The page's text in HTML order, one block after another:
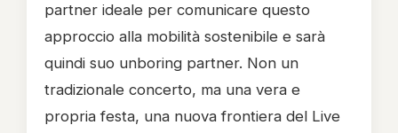
partner ideale per comunicare questo
approccio alla mobilità sostenibile e sarà
quindi suo unboring partner. Non un
tradizionale concerto, ma una vera e
propria festa, una nuova frontiera del Live